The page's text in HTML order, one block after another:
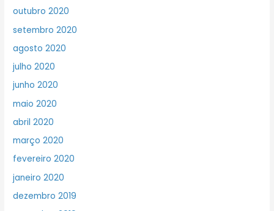
outubro 2020
setembro 2020
agosto 2020
julho 2020
junho 2020
maio 2020
abril 2020
março 2020
fevereiro 2020
janeiro 2020
dezembro 2019